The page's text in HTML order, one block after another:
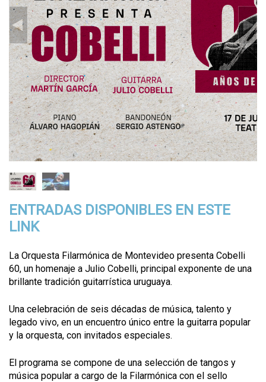
ENTRADAS DISPONIBLES EN ESTE
LINK
La Orquesta Filarmónica de Montevideo presenta Cobelli
60, un homenaje a Julio Cobelli, principal exponente de una
brillante tradición guitarrística uruguaya.
Una celebración de seis décadas de música, talento y
legado vivo, en un encuentro único entre la guitarra popular
y la orquesta, con invitados especiales.
El programa se compone de una selección de tangos y
música popular a cargo de la Filarmónica con el sello